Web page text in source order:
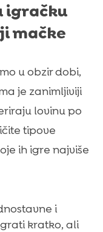
igračku
mačke
u obzir dobi,
je zanimljiviji
lovinu po
tipove
ih igre najviše
i
kratko, ali